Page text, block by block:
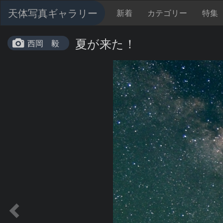
天体写真ギャラリー 新着 カテゴリー 特集
西岡 毅 夏が来た！